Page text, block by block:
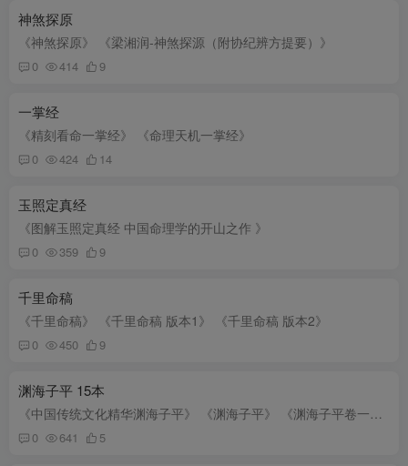
神煞探原
《神煞探原》 《梁湘润-神煞探源（附协纪辨方提要）》
0 414 9
一掌经
《精刻看命一掌经》 《命理天机一掌经》
0 424 14
玉照定真经
《图解玉照定真经 中国命理学的开山之作 》
0 359 9
千里命稿
《千里命稿》 《千里命稿 版本1》 《千里命稿 版本2》
0 450 9
渊海子平 15本
《中国传统文化精华渊海子平》 《渊海子平》 《渊海子平卷一》 《渊海子平卷三》 《渊海子平卷二》 《渊海子平 最新编注白话全泽》 《御定子平 故宫珍藏子平秘本》 《图解 渊海子平》 《廖黄亨-...
0 641 5